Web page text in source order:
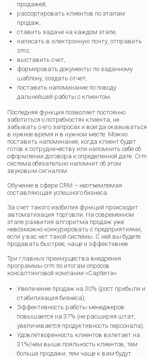
продажей,
рассортировать клиентов по этапам
продаж,
ставить задачи на каждом этапе,
написать в электронную почту, отправить
sms,
выставить счет,
формировать документы по заданному
шаблону, создать отчет,
поставить напоминание по поводу
дальнейшей работы с клиентом.
Последняя функция позволяет постоянно
заботиться о потребностях клиента, не
забывать о его запросах и всегда оказываться
в нужное время и в нужном месте. Можно
поставить напоминание, когда клиент будет
готов к сотрудничеству или напомнить себе об
оформлении договора к определенной дате. Crm
система обязательно напомнит об этом
звуковым сигналом.
Обучение в сфере CRM – неотъемлемая
составляющая успешного бизнеса.
За счет такого изобилия функций происходит
автоматизация торговли. На современном
этапе развития алгоритма продаж уже
невозможно конкурировать с предприятиями,
если у вас нет такой системы. С ней вы будете
продавать быстрее, чаще и эффективнее.
Три главных преимущества внедрения
программы crm по итогам опросов
консалтинговой компании «Capterra»:
Увеличение продаж на 30% (рост прибыли и
стабилизация бизнеса);
Эффективность работы менеджеров
повышается на 37% (не расширяя штат,
увеличивается продуктивность персонала);
Удовлетворенность клиентов взлетает на
31%(чем выше лояльность клиентов, тем
больше продажи, тем чаще к вам будут